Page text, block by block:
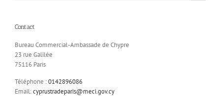
Contact
Bureau Commercial-Ambassade de Chypre
23 rue Galilée
75116 Paris
Téléphone :0142896086
Email:cyprustradeparis@meci.gov.cy